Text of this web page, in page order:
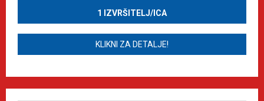
1 IZVRŠITELJ/ICA
KLIKNI ZA DETALJE!